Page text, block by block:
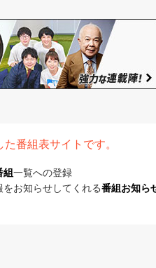
番組表サイトです。
組 一覧への登録
お知らせしてくれる番組お知ら